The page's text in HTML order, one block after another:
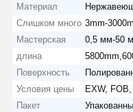
Материал
Слишком много 3mm-
Мастерская
0,5 мм-50
длина
Поверхность
Условия цены
EXW,
Пакет